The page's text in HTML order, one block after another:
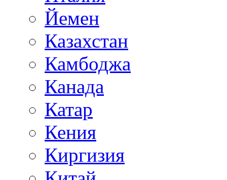
Йемен
Казахстан
Камбоджа
Канада
Катар
Кения
Киргизия